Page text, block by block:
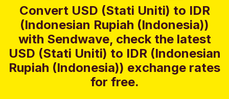
Convert USD (Stati Uniti) to IDR
(Indonesian Rupiah (Indonesia))
with Sendwave, check the latest
USD (Stati Uniti) to IDR (Indonesian
Rupiah (Indonesia)) exchange rates
for free.